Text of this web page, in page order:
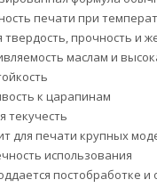
печати при
твердость, прочность и
маслам и
к царапинам
текучесть
для печати крупных
использования
постобработке и